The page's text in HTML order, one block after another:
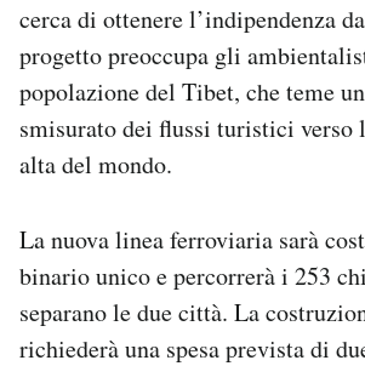
Regala il Post
Hai bisogno di aiuto?
cerca di ottenere l’indipendenza
progetto preoccupa gli
popolazione del Tibet, che teme
smisurato dei flussi turistici verso
alta del mondo.
La nuova linea ferroviaria sarà
binario unico e percorrerà i 253
separano le due città. La
richiederà una spesa prevista di